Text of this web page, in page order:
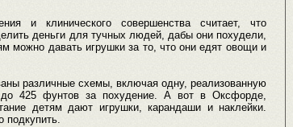
и клинического совершенства считает, что
деньги для тучных людей, дабы они похудели,
можно давать игрушки за то, что они едят овощи и
различные схемы, включая одну, реализованную
425 фунтов за похудение. А вот в Оксфорде,
детям дают игрушки, карандаши и наклейки.
подкупить.